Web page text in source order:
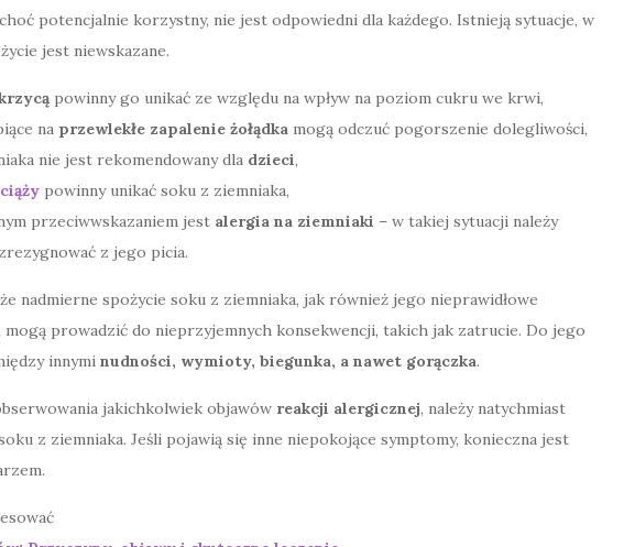
potencjalnie korzystny, nie jest odpowiedni dla każdego. Istnieją sytuacje, w
jest niewskazane.
powinny go unikać ze względu na wpływ na poziom cukru we krwi,
na przewlekłe zapalenie żołądka mogą odczuć pogorszenie dolegliwości,
nie jest rekomendowany dla dzieci,
powinny unikać soku z ziemniaka,
przeciwwskazaniem jest alergia na ziemniaki – w takiej sytuacji należy
z jego picia.
nadmierne spożycie soku z ziemniaka, jak również jego nieprawidłowe
mogą prowadzić do nieprzyjemnych konsekwencji, takich jak zatrucie. Do jego
innymi nudności, wymioty, biegunka, a nawet gorączka.
jakichkolwiek objawów reakcji alergicznej, należy natychmiast
z ziemniaka. Jeśli pojawią się inne niepokojące symptomy, konieczna jest